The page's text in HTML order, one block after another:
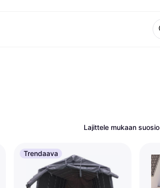
Kaikki kategoriat
Lajittele mukaan suosio
Trendaava